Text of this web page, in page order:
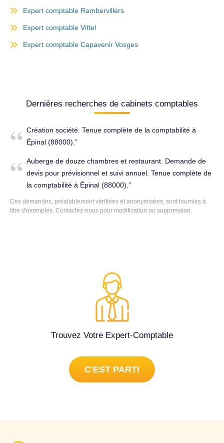
Expert comptable Rambervillers
Expert comptable Vittel
Expert comptable Capavenir Vosges
Dernières recherches de cabinets comptables
Création société. Tenue complète de la comptabilité à
Épinal (88000).
Auberge de douze chambres et restaurant. Demande de
devis pour prévisionnel et suivi annuel. Tenue complète de
la comptabilité à Épinal (88000).
Ces demandes, préalablement vérifiées et anonymisées, sont fournies à
titre d'exemples. Contactez-nous pour modification ou suppression.
Trouvez Votre Expert-Comptable
C'EST PARTI